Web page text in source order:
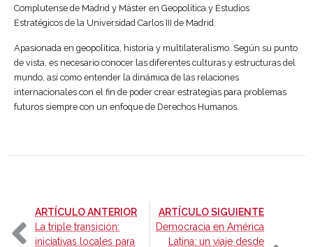
Complutense de Madrid y Máster en Geopolítica y Estudios
Estratégicos de la Universidad Carlos III de Madrid.
Apasionada en geopolítica, historia y multilateralismo. Según su punto
de vista, es necesario conocer las diferentes culturas y estructuras del
mundo, así como entender la dinámica de las relaciones
internacionales con el fin de poder crear estrategias para problemas
futuros siempre con un enfoque de Derechos Humanos.
ARTÍCULO ANTERIOR-
La triple transición:
iniciativas locales para
ARTÍCULO SIGUIENTE-
Democracia en América
Latina: un viaje desde